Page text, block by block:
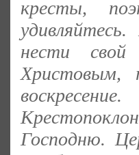
кресты,
нести
Господню.